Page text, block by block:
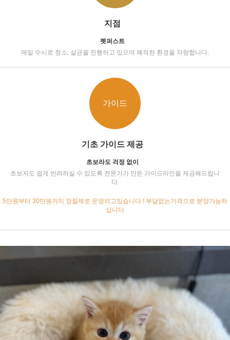
지점
펫퍼스트
매일 수시로 청소, 살균을 진행하고 있으며 쾌적한 환경을 자랑합니다.
가이드
기초 가이드 제공
초보라도 걱정 없이
초보자도 쉽게 반려하실 수 있도록 전문가가 만든 가이드라인을 제공해드립니
다.
5만원부터 30만원까지 정찰제로 운영되고있습니다 ! 부담없는가격으로 분양가능하
십니다